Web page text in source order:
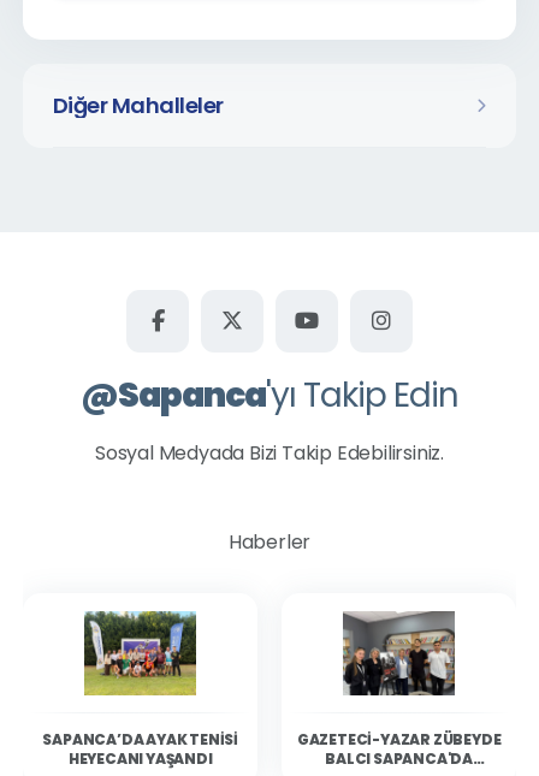
Diğer Mahalleler
@Sapanca'yı Takip Edin
Sosyal Medyada Bizi Takip Edebilirsiniz.
Haberler
SAPANCA’DA AYAK TENISI
HEYECANI YAŞANDI
GAZETECI-YAZAR ZÜBEYDE
BALCI SAPANCA'DA